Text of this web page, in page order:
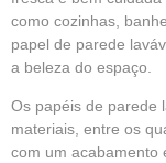
como cozinhas,
papel de parede
a beleza do espaço.
Os papéis de parede
materiais, entre os
com um acabamento